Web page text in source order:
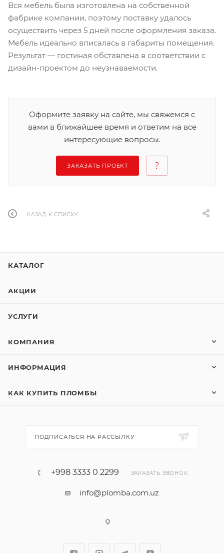
Вся мебель была изготовлена на собственной
фабрике компании, поэтому поставку удалось
осуществить через 5 дней после оформления заказа.
Мебель идеально вписалась в габариты помещения.
Результат — гостиная обставлена в соответствии с
дизайн-проектом до неузнаваемости.
Оформите заявку на сайте, мы свяжемся с
вами в ближайшее время и ответим на все
интересующие вопросы.
ЗАКАЗАТЬ ПРОЕКТ
НАЗАД К СПИСКУ
КАТАЛОГ
АКЦИИ
УСЛУГИ
КОМПАНИЯ
ИНФОРМАЦИЯ
КАК КУПИТЬ ПЛОМБЫ
ПОДПИСАТЬСЯ НА РАССЫЛКУ
+998 3333 0 2299 ЗАКАЗАТЬ ЗВОНОК
info@plomba.com.uz